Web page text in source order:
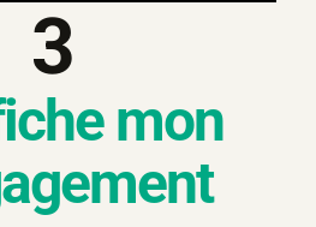
3
mon